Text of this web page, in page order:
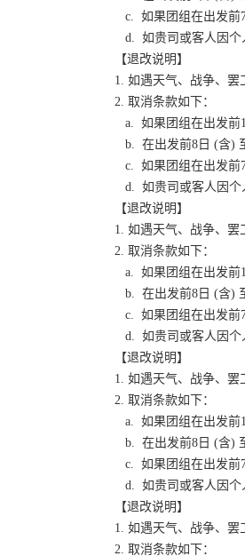
c. 如果团组在出发前
d. 如贵司或客人因个
【退改说明】
1. 如遇天气、战争、
2. 取消条款如下：
a. 如果团组在出发前
b. 在出发前8日 (含)
c. 如果团组在出发前
d. 如贵司或客人因个
【退改说明】
1. 如遇天气、战争、
2. 取消条款如下：
a. 如果团组在出发前
b. 在出发前8日 (含)
c. 如果团组在出发前
d. 如贵司或客人因个
【退改说明】
1. 如遇天气、战争、
2. 取消条款如下：
a. 如果团组在出发前
b. 在出发前8日 (含)
c. 如果团组在出发前
d. 如贵司或客人因个
【退改说明】
1. 如遇天气、战争、
2. 取消条款如下：